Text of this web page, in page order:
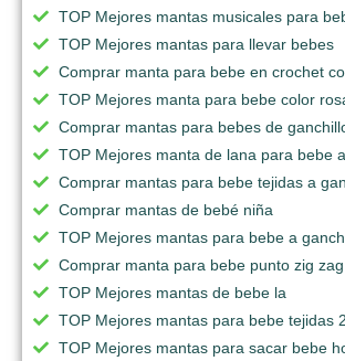
TOP Mejores mantas musicales para
TOP Mejores mantas para llevar bebes
Comprar manta para bebe en crochet
TOP Mejores manta para bebe color
Comprar mantas para bebes de
TOP Mejores manta de lana para bebe
Comprar mantas para bebe tejidas a
Comprar mantas de bebé niña
TOP Mejores mantas para bebe a
Comprar manta para bebe punto zig zag
TOP Mejores mantas de bebe la
TOP Mejores mantas para bebe tejidas
TOP Mejores mantas para sacar bebe